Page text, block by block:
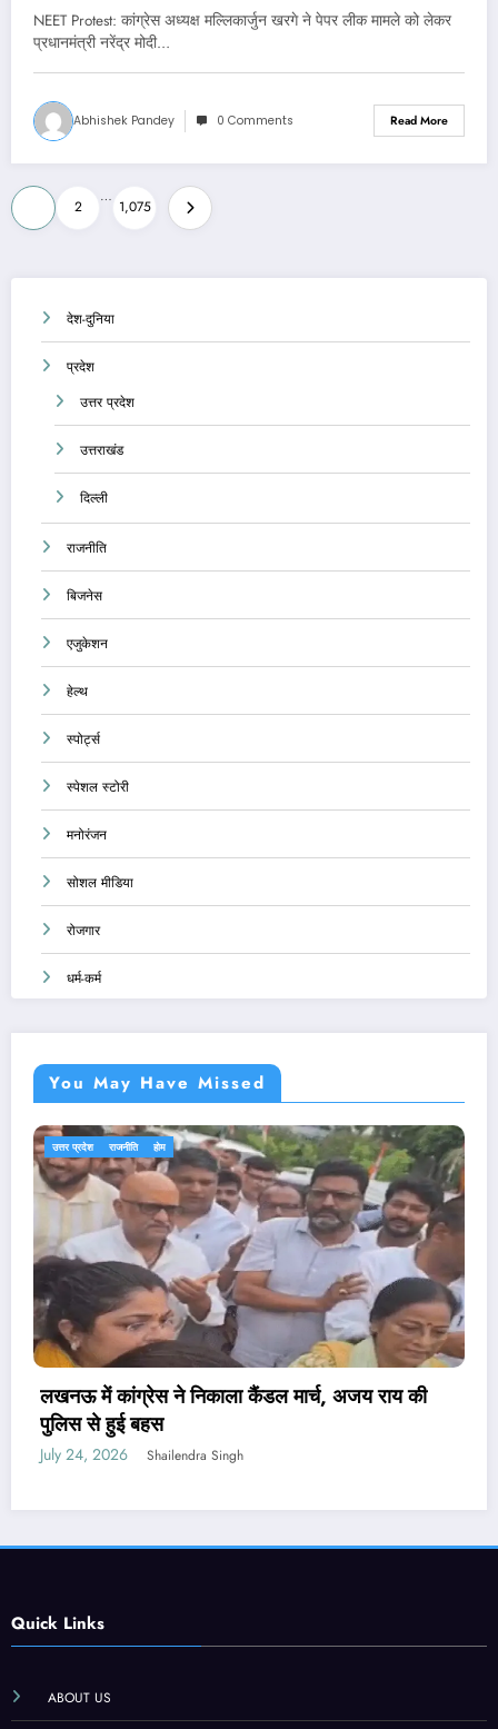
NEET Protest: कांग्रेस अध्यक्ष मल्लिकार्जुन खरगे ने पेपर लीक मामले को लेकर
प्रधानमंत्री नरेंद्र मोदी…
Abhishek Pandey 0 Comments Read More
Posts
pagination
2
…
1,075
देश-दुनिया
प्रदेश
उत्तर प्रदेश
उत्तराखंड
दिल्ली
राजनीति
बिजनेस
एजुकेशन
हेल्थ
स्पोर्ट्स
स्पेशल स्टोरी
मनोरंजन
सोशल मीडिया
रोजगार
धर्म-कर्म
You May Have Missed
एजुकेशन देश-दुनिया राजनीति होम
पेपर लीक संशोधन बिल पर मंत्री वैष्णव ने नहीं दिया जवाब,
PM मोदी ने कही थी सख्त कानून लाने की बात
July 24, 2026 Shailendra Singh
Quick Links
ABOUT US